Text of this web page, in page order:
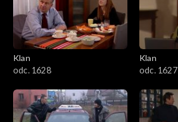
Klan
odc. 1628
Klan
odc. 1627